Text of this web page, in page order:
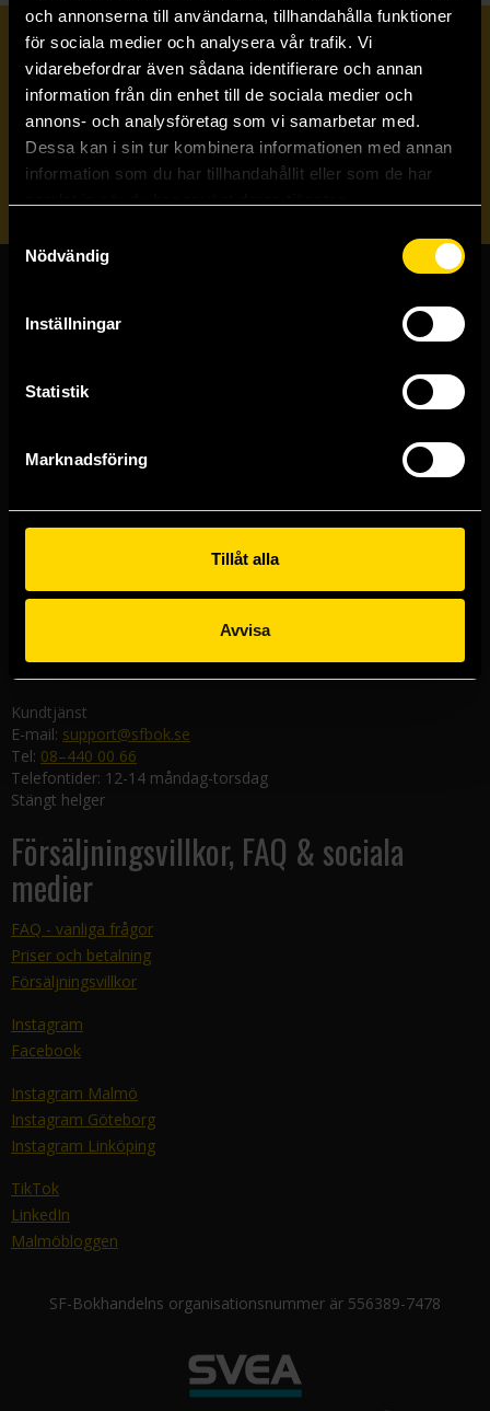
och annonserna till användarna, tillhandahålla funktioner
för sociala medier och analysera vår trafik. Vi
vidarebefordrar även sådana identifierare och annan
information från din enhet till de sociala medier och
annons- och analysföretag som vi samarbetar med.
Dessa kan i sin tur kombinera informationen med annan
information som du har tillhandahållit eller som de har
Nödvändig
Inställningar
Statistik
Marknadsföring
Tillåt alla
Avvisa
Prenumerera på vårt nyhetsbrev
Veckobrevet
Skicka
Butiker & kundtjänst
Västerlånggatan 48
Göteborgsbutiken
Kungsgatan 19
Malmöbutiken
582 19 Linköping
Kundtjänst
E-mail: support@sfbok.se
Tel: 08–440 00 66
Telefontider: 12-14 måndag-torsdag
Stängt helger
Försäljningsvillkor, FAQ & sociala
medier
FAQ - vanliga frågor
Priser och betalning
Försäljningsvillkor
Instagram
Facebook
Instagram Malmö
Instagram Göteborg
Instagram Linköping
TikTok
LinkedIn
Malmöbloggen
SF-Bokhandelns organisationsnummer är 556389-7478